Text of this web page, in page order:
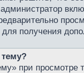
получения
при